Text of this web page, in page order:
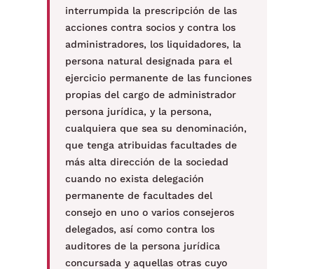
interrumpida la prescripción de las
acciones contra socios y contra los
administradores, los liquidadores, la
persona natural designada para el
ejercicio permanente de las funciones
propias del cargo de administrador
persona jurídica, y la persona,
cualquiera que sea su denominación,
que tenga atribuidas facultades de
más alta dirección de la sociedad
cuando no exista delegación
permanente de facultades del
consejo en uno o varios consejeros
delegados, así como contra los
auditores de la persona jurídica
concursada y aquellas otras cuyo